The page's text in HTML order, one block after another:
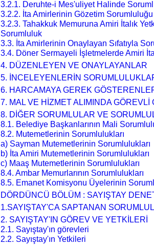
3.2.1. Deruhte-i Mes'uliyet Halinde
3.2.2. İta Amirlerinin Gözetim Sorumluluğu
3.2.3. Tahakkuk Memuruna Amiri İtalık
Sorumluluk
3.3. İta Amirlerinin Onaylayan Sıfatıyla
3.4. Döner Sermayeli İşletmelerde Amiri
4. DÜZENLEYEN VE ONAYLAYANLAR
5. İNCELEYENLERİN
6. HARCAMAYA GEREK
7. MAL VE HİZMET ALIMINDA GÖREVLİ
8. DİĞER SORUMLULAR VE
8.1. Belediye Başkanlarının Mali
8.2. Mutemetlerinin Sorumlulukları
a) Sayman Mutemetlerinin Sorumlulukları
b) İta Amiri Mutemetlerinin Sorumlulukları
c) Maaş Mutemetlerinin Sorumlulukları
8.4. Ambar Memurlarının Sorumlulukları
8.5. Emanet Komisyonu Üyelerinin
DÖRDÜNCÜ BÖLÜM : SAYIŞTAY
1.SAYIŞTAY'CA SAPTANAN
2. SAYIŞTAY'IN GÖREV VE YETKİLERİ
2.1. Sayıştay'ın görevleri
2.2. Sayıştay'ın Yetkileri